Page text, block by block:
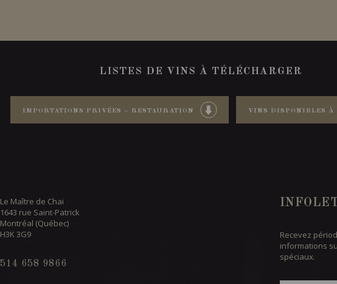
LISTES DE VINS À TÉLÉCHARGER
IMPORTATIONS PRIVÉES – RESTAURATION VINS DISPONIBLES À
Le Maître de Chai
1643 rue Saint-Patrick
Montréal (Québec)
H3K 3G9
514 658 9866
Recevez
informations
spéciaux.